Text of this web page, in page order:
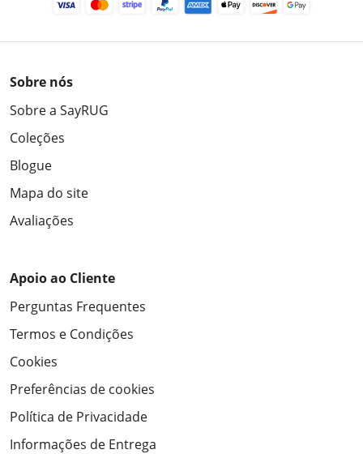
Sobre nós
Sobre a SayRUG
Coleções
Blogue
Mapa do site
Avaliações
Apoio ao Cliente
Perguntas Frequentes
Termos e Condições
Cookies
Preferências de cookies
Política de Privacidade
Informações de Entrega